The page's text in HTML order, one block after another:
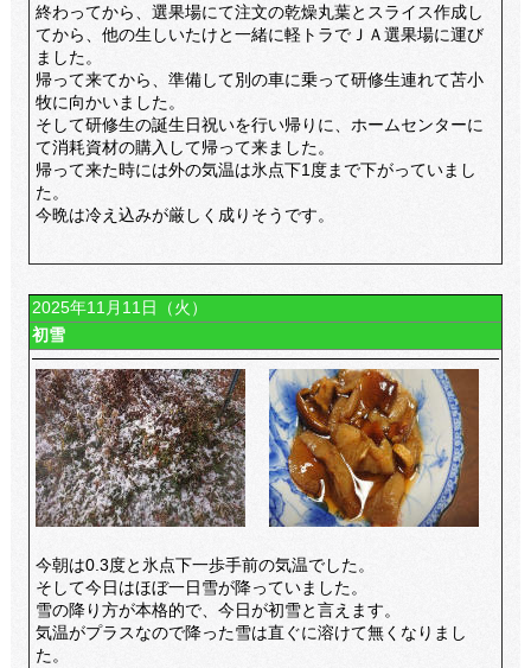
終わってから、選果場にて注文の乾燥丸葉とスライス作成し
てから、他の生しいたけと一緒に軽トラでＪＡ選果場に運び
ました。
帰って来てから、準備して別の車に乗って研修生連れて苫小
牧に向かいました。
そして研修生の誕生日祝いを行い帰りに、ホームセンターに
て消耗資材の購入して帰って来ました。
帰って来た時には外の気温は氷点下1度まで下がっていまし
た。
今晩は冷え込みが厳しく成りそうです。
2025年11月11日（火）
初雪
今朝は0.3度と氷点下一歩手前の気温でした。
そして今日はほぼ一日雪が降っていました。
雪の降り方が本格的で、今日が初雪と言えます。
気温がプラスなので降った雪は直ぐに溶けて無くなりまし
た。